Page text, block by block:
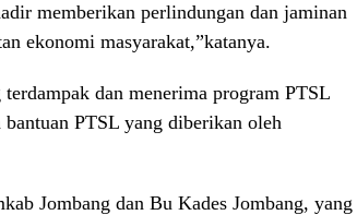
memberikan perlindungan dan jaminan
ekonomi masyarakat,”katanya.
dan menerima program PTSL
PTSL yang diberikan oleh
Jombang dan Bu Kades Jombang, yang